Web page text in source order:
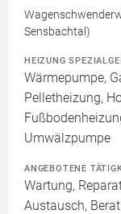
Sensbachtal)
HEIZUNG
Wärmepumpe,
Pelletheizung,
Umwälzpumpe
ANGEBOTENE
Wartung,
Austausch,